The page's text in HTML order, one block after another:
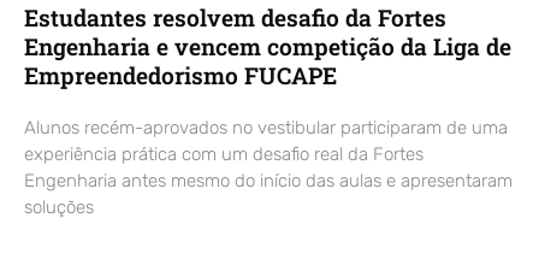
Estudantes resolvem desafio da Fortes
Engenharia e vencem competição da Liga de
Empreendedorismo FUCAPE
Alunos recém-aprovados no vestibular participaram de uma
experiência prática com um desafio real da Fortes
Engenharia antes mesmo do início das aulas e apresentaram
soluções